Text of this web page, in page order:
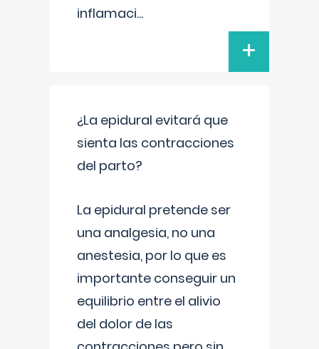
inflamaci...
+
¿La epidural evitará que
sienta las contracciones
del parto?
La epidural pretende ser
una analgesia, no una
anestesia, por lo que es
importante conseguir un
equilibrio entre el alivio
del dolor de las